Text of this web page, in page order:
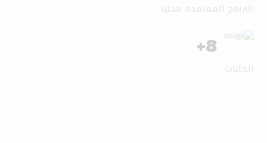
البرامج المعتمدة محليا
8
+
الكليات